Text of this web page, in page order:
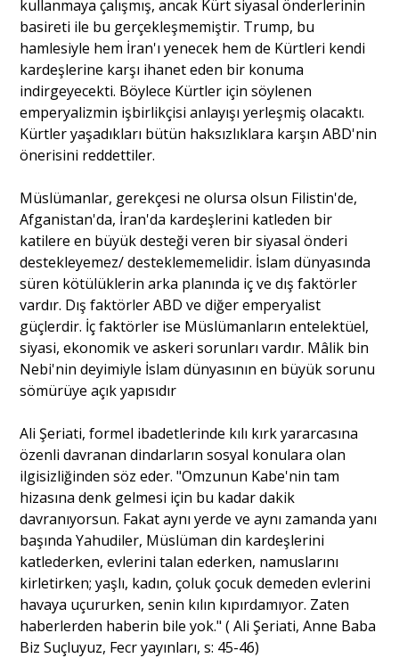
kullanmaya çalışmış, ancak Kürt siyasal önderlerinin
basireti ile bu gerçekleşmemiştir. Trump, bu
hamlesiyle hem İran'ı yenecek hem de Kürtleri kendi
kardeşlerine karşı ihanet eden bir konuma
indirgeyecekti. Böylece Kürtler için söylenen
emperyalizmin işbirlikçisi anlayışı yerleşmiş olacaktı.
Kürtler yaşadıkları bütün haksızlıklara karşın ABD'nin
önerisini reddettiler.
Müslümanlar, gerekçesi ne olursa olsun Filistin'de,
Afganistan'da, İran'da kardeşlerini katleden bir
katilere en büyük desteği veren bir siyasal önderi
destekleyemez/ desteklememelidir. İslam dünyasında
süren kötülüklerin arka planında iç ve dış faktörler
vardır. Dış faktörler ABD ve diğer emperyalist
güçlerdir. İç faktörler ise Müslümanların entelektüel,
siyasi, ekonomik ve askeri sorunları vardır. Mâlik bin
Nebi'nin deyimiyle İslam dünyasının en büyük sorunu
sömürüye açık yapısıdır
Ali Şeriati, formel ibadetlerinde kılı kırk yararcasına
özenli davranan dindarların sosyal konulara olan
ilgisizliğinden söz eder. "Omzunun Kabe'nin tam
hizasına denk gelmesi için bu kadar dakik
davranıyorsun. Fakat aynı yerde ve aynı zamanda yanı
başında Yahudiler, Müslüman din kardeşlerini
katlederken, evlerini talan ederken, namuslarını
kirletirken; yaşlı, kadın, çoluk çocuk demeden evlerini
havaya uçururken, senin kılın kıpırdamıyor. Zaten
haberlerden haberin bile yok." ( Ali Şeriati, Anne Baba
Biz Suçluyuz, Fecr yayınları, s: 45-46)